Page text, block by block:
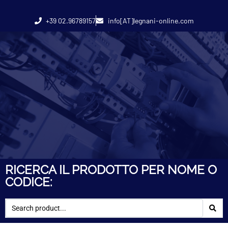
+39 02.96789157 info[AT]legnani-online.com
RICERCA IL PRODOTTO PER NOME O
CODICE: